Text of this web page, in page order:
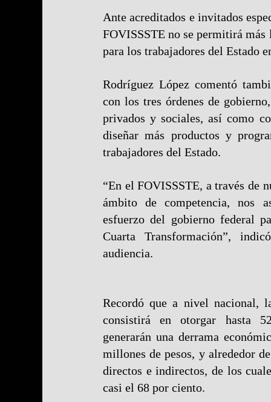
Ante acreditados e invitados
FOVISSSTE no se permitirá
para los trabajadores del Estado
Rodríguez López comentó
con los tres órdenes de
privados y sociales, así como
diseñar más productos y
trabajadores del Estado.
“En el FOVISSSTE, a través de
ámbito de competencia, nos
esfuerzo del gobierno federal
Cuarta Transformación”,
audiencia.
Recordó que a nivel nacional,
consistirá en otorgar hasta
generarán una derrama
millones de pesos, y alrededor
directos e indirectos, de los
casi el 68 por ciento.